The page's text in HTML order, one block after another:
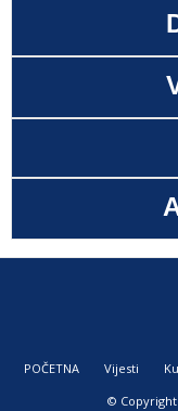
POČETNA Vijesti
© Copyright